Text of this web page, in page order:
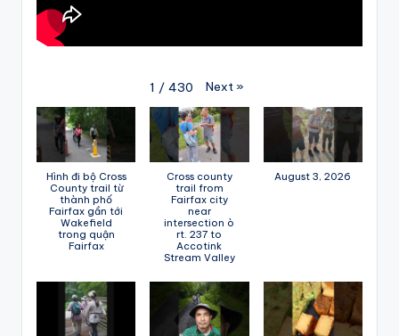
1 / 430 Next »
Hình đi bộ Cross
County trail từ
thành phố
Fairfax gần tới
Wakefield
trong quận
Fairfax
Cross county
trail from
Fairfax city
near
intersection ò
rt. 237 to
Accotink
Stream Valley
August 3, 2026